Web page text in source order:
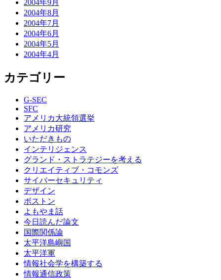
2004年9月
2004年8月
2004年7月
2004年6月
2004年5月
2004年4月
カテゴリー
G-SEC
SFC
アメリカ大統領選挙
アメリカ研究
いただきもの
インテリジェンス
グランド・ストラテジーを考える
クリエイティブ・コモンズ
サイバーセキュリティ
デザイン
ボストン
よもやま話
今日読んだ論文
国際関係論
太平洋島嶼国
太平洋軍
情報社会学を構築する
情報通信政策